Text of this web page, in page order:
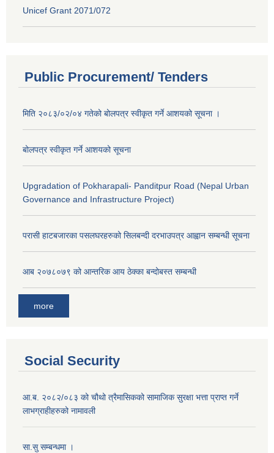
Unicef Grant 2071/072
Public Procurement/ Tenders
मिति २०८३/०२/०४ गतेको बोलपत्र स्वीकृत गर्ने आशयको सूचना ।
बोलपत्र स्वीकृत गर्ने आशयको सूचना
Upgradation of Pokharapali- Panditpur Road (Nepal Urban
Governance and Infrastructure Project)
परासी हाटबजारका पसलघरहरुको सिलबन्दी दरभाउपत्र आह्वान सम्बन्धी सूचना
आ‍ब २०७८०७९ को आन्तरिक आय ठेक्का बन्दोबस्त सम्बन्धी
more
Social Security
आ.ब. २०८२/०८३ को चौथो त्रैमासिकको सामाजिक सुरक्षा भत्ता प्राप्त गर्ने
लाभग्राहीहरुको नामावली
सा.सु सम्बन्धमा ।